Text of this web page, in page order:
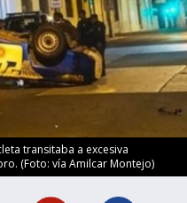
transitaba a excesiva
(Foto: vía Amilcar Montejo)